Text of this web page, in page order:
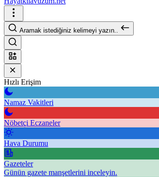
Aramak istediğiniz kelimeyi yazın..
Hızlı Erişim
Namaz Vakitleri
Nöbetçi Eczaneler
Hava Durumu
Gazeteler
Günün gazete manşetlerini inceleyin.